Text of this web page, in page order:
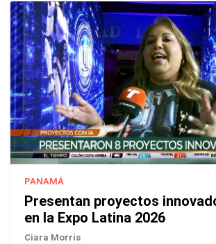
PANAMÁ
Presentan proyectos
en la Expo Latina 2026
Ciara Morris